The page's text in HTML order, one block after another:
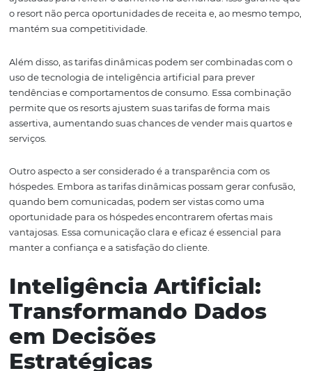
Estratégia para
Maximizar a
Rentabilidade
Astarifas dinâmicastêm se mostrado uma ferramenta
poderosa para maximizar a rentabilidade dos resorts.
com base em variáveis como demanda, época do ano e
locais. Dessa forma, os resorts podem garantir que estão
cobrando o preço certo no momento certo.
Um benefício importante das tarifas dinâmicas é a
de responder rapidamente a mudanças no mercado.
exemplo, se uma grande conferência é agendada para
época em que o resort está operando, as tarifas podem
ajustadas para refletir o aumento na demanda. Isso
o resort não perca oportunidades de receita e, ao
mantém sua competitividade.